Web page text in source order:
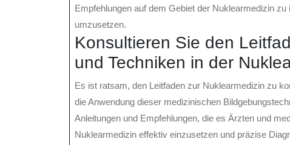
Empfehlungen auf dem Gebiet der Nuklearmedizin
umzusetzen.
Konsultieren Sie den
und Techniken in der
Es ist ratsam, den Leitfaden zur Nuklearmedizin zu
die Anwendung dieser medizinischen
Anleitungen und Empfehlungen, die es Ärzten und
Nuklearmedizin effektiv einzusetzen und präzise